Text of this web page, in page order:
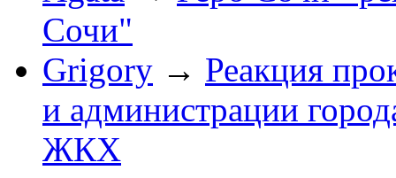
Сочи"
Grigory → Реакция
и администрации
ЖКХ